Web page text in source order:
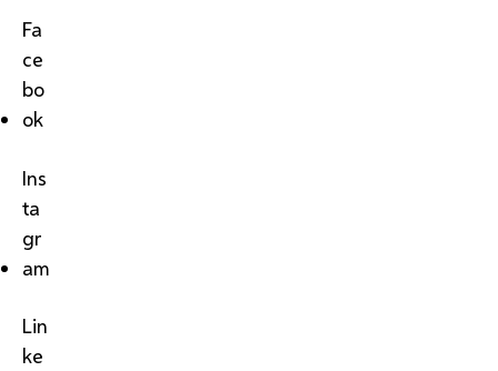
Fa
ce
bo
ok
Ins
ta
gr
am
Lin
ke